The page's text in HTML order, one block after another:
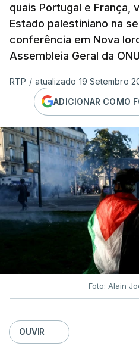
quais Portugal e França,
Estado palestiniano na
conferência em Nova
Assembleia Geral da
RTP / atualizado 19 Setembro
ADICIONAR COMO
Foto: Alain
OUVIR